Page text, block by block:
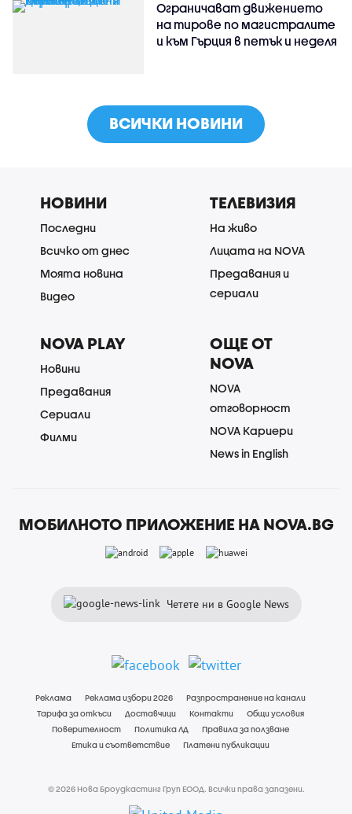
Ограничават движението
на тирове по магистралите
и към Гърция в петък и неделя
ВСИЧКИ НОВИНИ
НОВИНИ
Последни
Всичко от днес
Моята новина
Видео
ТЕЛЕВИЗИЯ
На живо
Лицата на NOVA
Предавания и
сериали
NOVA PLAY
Новини
Предавания
Сериали
Филми
ОЩЕ ОТ
NOVA
NOVA
отговорност
NOVA Кариери
News in English
МОБИЛНОТО ПРИЛОЖЕНИЕ НА NOVA.BG
Четете ни в Google News
Реклама Реклама избори 2026
Разпространение на канали
Тарифа за откъси
Доставчици Контакти
Общи условия
Поверителност
Политика ЛД
Правила за ползване
Етика и съответствие
Платени публикации
© 2026 Нова Броудкастинг Груп ЕООД. Всички права запазени.